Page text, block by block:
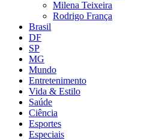
Milena Teixeira
Rodrigo França
Brasil
DF
SP
MG
Mundo
Entretenimento
Vida & Estilo
Saúde
Ciência
Esportes
Especiais